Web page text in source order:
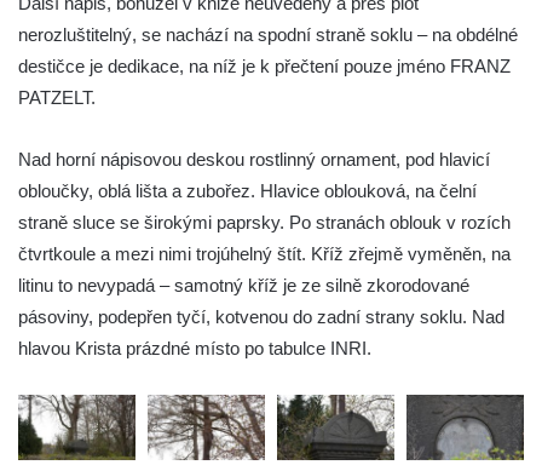
Mikulášovicích
Kříž na louce v horních Mikulášovicích
Posteltův kříž naproti domu ev.č. 29 v
Kříž Neubaukreuz u domu čp. 698 v
Mikulášovicích
Kříž u silnice východně od Mikulášovic
Meyerův kříž východně od Mikulášovic
Horním Podluží
Kříž u domu čp. 1016 v Mikulášovicích
nerozluštitelný, se nachází na spodní straně soklu – na obdélné
destičce je dedikace, na níž je k přečtení pouze jméno FRANZ
PATZELT.
Nad horní nápisovou deskou rostlinný ornament, pod hlavicí
obloučky, oblá lišta a zubořez. Hlavice oblouková, na čelní
straně sluce se širokými paprsky. Po stranách oblouk v rozích
čtvrtkoule a mezi nimi trojúhelný štít. Kříž zřejmě vyměněn, na
litinu to nevypadá – samotný kříž je ze silně zkorodované
pásoviny, podepřen tyčí, kotvenou do zadní strany soklu. Nad
hlavou Krista prázdné místo po tabulce INRI.